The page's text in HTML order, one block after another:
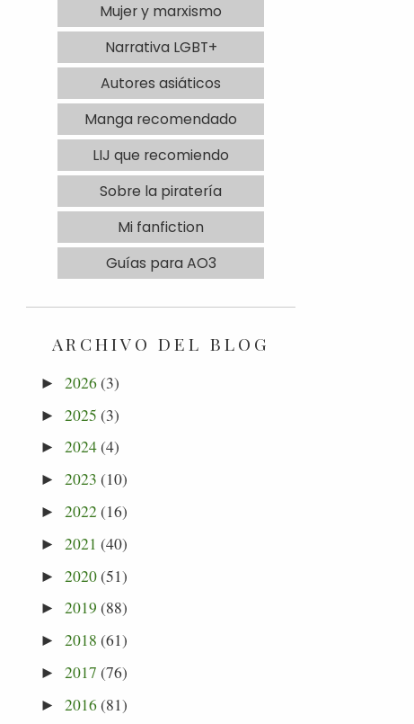
Mujer y marxismo
Narrativa LGBT+
Autores asiáticos
Manga recomendado
LIJ que recomiendo
Sobre la piratería
Mi fanfiction
Guías para AO3
ARCHIVO DEL BLOG
► 2026(3)
► 2025 (3)
► 2024(4)
► 2023 (10)
► 2022(16)
► 2021 (40)
► 2020(51)
► 2019 (88)
► 2018 (61)
► 2017 (76)
► 2016(81)